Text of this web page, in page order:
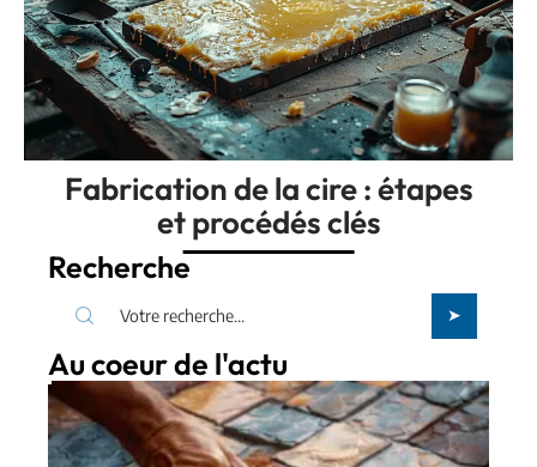
Fabrication de la cire : étapes
et procédés clés
Recherche
Au coeur de l'actu